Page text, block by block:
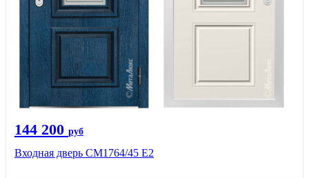
144 200 руб
Входная дверь СМ1764/45 Е2